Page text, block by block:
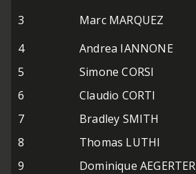
3
Marc MARQUEZ
4
Andrea IANNONE
5
Simone CORSI
6
Claudio CORTI
7
Bradley SMITH
8
Thomas LUTHI
9
Dominique AEGERTER